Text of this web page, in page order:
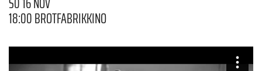
18:00 BROTFABRIKKINO